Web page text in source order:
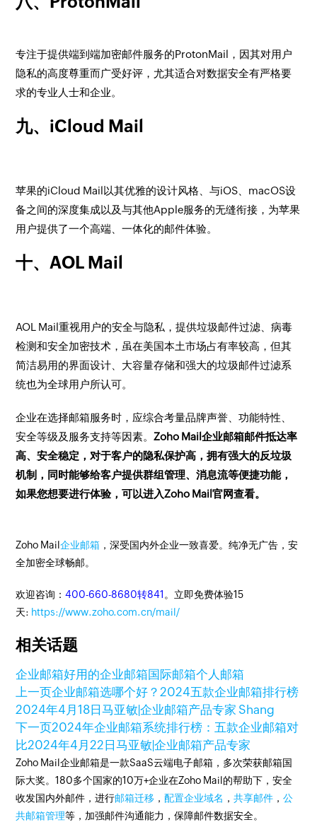
专注于提供端到端加密邮件服务的ProtonMail，因其对用户
隐私的高度尊重而广受好评，尤其适合对数据安全有严格要
求的专业人士和企业。
九、iCloud Mail
苹果的iCloud Mail以其优雅的设计风格、与iOS、macOS设
备之间的深度集成以及与其他Apple服务的无缝衔接，为苹果
用户提供了一个高端、一体化的邮件体验。
十、AOL Mail
AOL Mail重视用户的安全与隐私，提供垃圾邮件过滤、病毒
检测和安全加密技术，虽在美国本土市场占有率较高，但其
简洁易用的界面设计、大容量存储和强大的垃圾邮件过滤系
统也为全球用户所认可。
企业在选择邮箱服务时，应综合考量品牌声誉、功能特性、
安全等级及服务支持等因素。Zoho Mail企业邮箱邮件抵达率
高、安全稳定，对于客户的隐私保护高，拥有强大的反垃圾
机制，同时能够给客户提供群组管理、消息流等便捷功能，
如果您想要进行体验，可以进入Zoho Mail官网查看。
Zoho Mail企业邮箱 ，深受国内外企业一致喜爱。纯净无广告，安
全加密全球畅邮。
欢迎咨询：400-660-8680转841 。立即免费体验15
天: https://www.zoho.com.cn/mail/
相关话题
企业邮箱好用的企业邮箱国际邮箱个人邮箱
上一页企业邮箱选哪个好？2024五款企业邮箱排行榜
2024年4月18日马亚敏|企业邮箱产品专家 Shang
下一页2024年企业邮箱系统排行榜：五款企业邮箱对
比2024年4月22日马亚敏|企业邮箱产品专家
Zoho Mail企业邮箱是一款SaaS云端电子邮箱，多次荣获邮箱国
际大奖。180多个国家的10万+企业在Zoho Mail的帮助下，安全
收发国内外邮件，进行邮箱迁移 ，配置企业域名 ，共享邮件 ，公
共邮箱管理等，加强邮件沟通能力，保障邮件数据安全。